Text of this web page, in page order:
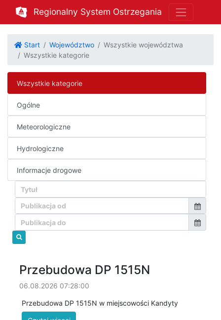
Regionalny System Ostrzegania
Start Województwo
Wszystkie województwa
Wszystkie kategorie
Wszystkie kategorie
Ogólne
Meteorologiczne
Hydrologiczne
Informacje drogowe
Przebudowa DP 1515N
06.08.2026 07:28:00
Przebudowa DP 1515N w miejscowości Kandyty